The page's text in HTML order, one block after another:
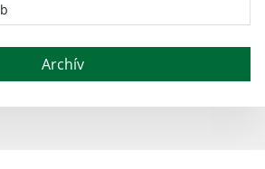
Archív